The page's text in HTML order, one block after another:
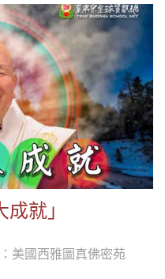
就」
美國西雅圖真佛密苑